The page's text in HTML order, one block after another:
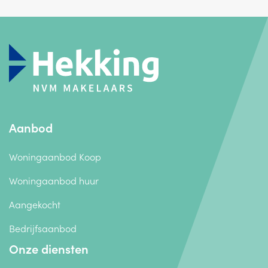
Aanbod
Woningaanbod Koop
Woningaanbod huur
Aangekocht
Bedrijfsaanbod
Onze diensten